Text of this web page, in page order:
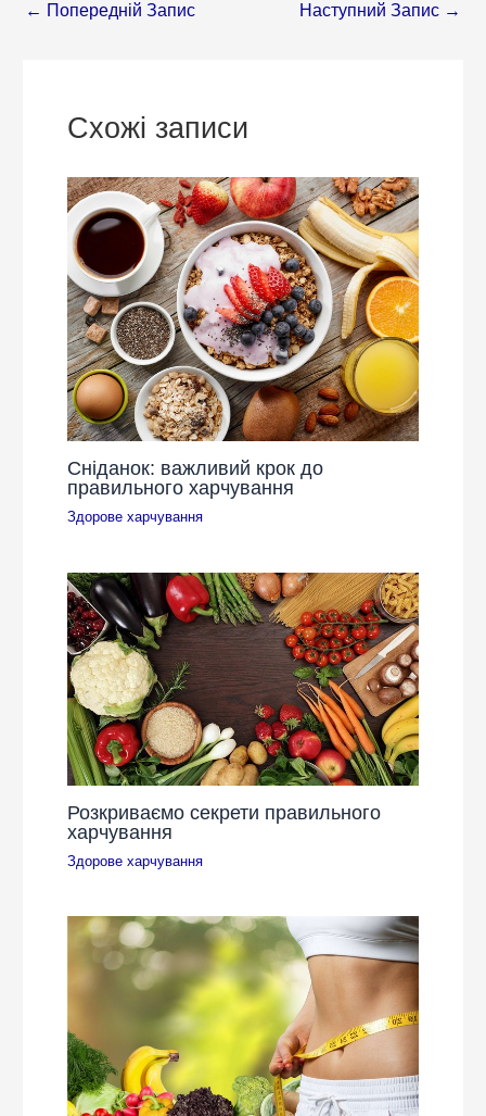
← Попередній Запис Наступний Запис →
Схожі записи
Сніданок: важливий крок до
правильного харчування
Здорове харчування
Розкриваємо секрети правильного
харчування
Здорове харчування